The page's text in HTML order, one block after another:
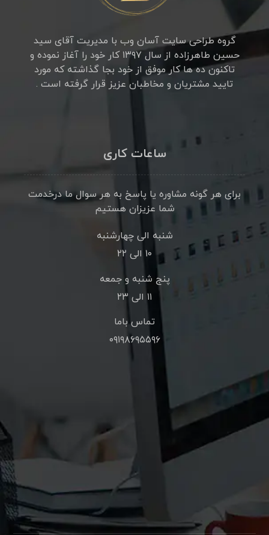
گروه طراحی سایت آسان وب با مدیریت آقای سید
حسین طاهرزاده از سال ۱۳۹۷ کار خود را آغاز نموده و
تاکنون ده ها کار موفق از خود بجا گذاشته که مورد
تایید مشتریان و مخاطبان عزیز قرار گرفته است .
ساعات کاری
برای هر گونه مشاوره یا پاسخ به هر سوال ما درخدمت
شما عزیزان هستیم
شنبه الی چهارشنبه
۱۰ الی ۲۲
پنج شنبه و جمعه
۱۱ الی ۲۳
تماس باما
۰۹۱۹۸۶۹۵۵۹۶